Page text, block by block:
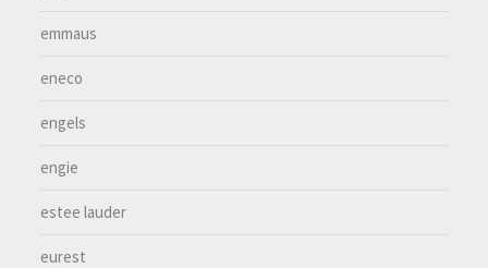
emmaus
eneco
engels
engie
estee lauder
eurest